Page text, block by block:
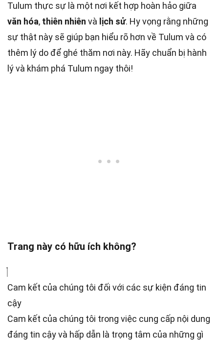
Tulum thực sự là một nơi kết hợp hoàn hảo giữa
văn hóa, thiên nhiên và lịch sử. Hy vọng rằng những
sự thật này sẽ giúp bạn hiểu rõ hơn về Tulum và có
thêm lý do để ghé thăm nơi này. Hãy chuẩn bị hành
lý và khám phá Tulum ngay thôi!
Trang này có hữu ích không?
Cam kết của chúng tôi đối với các sự kiện đáng tin
cậy
Cam kết của chúng tôi trong việc cung cấp nội dung
đáng tin cậy và hấp dẫn là trọng tâm của những gì